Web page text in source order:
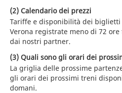
(2) Calendario dei prezzi
Tariffe e disponibilità dei biglietti
Verona registrate meno di 72
dai nostri partner.
(3) Quali sono gli orari dei
La griglia delle prossime
gli orari dei prossimi treni
domani.